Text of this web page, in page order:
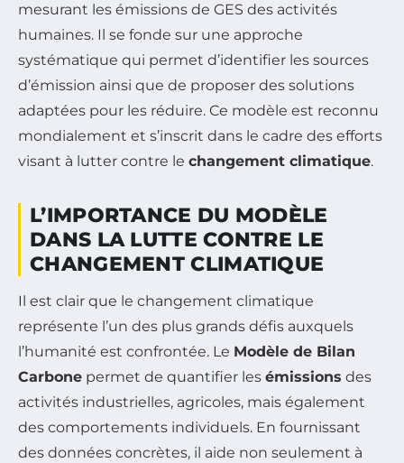
mesurant les émissions de GES des activités
humaines. Il se fonde sur une approche
systématique qui permet d’identifier les sources
d’émission ainsi que de proposer des solutions
adaptées pour les réduire. Ce modèle est reconnu
mondialement et s’inscrit dans le cadre des efforts
visant à lutter contre le changement climatique.
L’IMPORTANCE DU MODÈLE
DANS LA LUTTE CONTRE LE
CHANGEMENT CLIMATIQUE
Il est clair que le changement climatique
représente l’un des plus grands défis auxquels
l’humanité est confrontée. Le Modèle de Bilan
Carbone permet de quantifier les émissions des
activités industrielles, agricoles, mais également
des comportements individuels. En fournissant
des données concrètes, il aide non seulement à